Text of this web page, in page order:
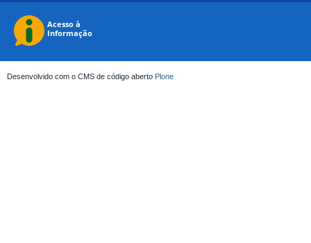
Desenvolvido com o CMS de código aberto Plone